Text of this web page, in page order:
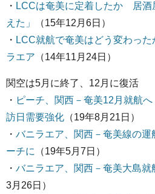
・ LCCは奄美に定着したか 居酒
えた」
（15年12月6日）
・ LCC就航で奄美はどう変わっ
ラエア （14年11月24日）
関空は5月に終了、12月に復活
・ ピーチ、関西－奄美12月就航
訪日需要強化 （19年8月21日）
・ バニラエア、関西－奄美線の
ーチに
（19年5月7日）
・ バニラエア、関西－奄美大島
3月26日）